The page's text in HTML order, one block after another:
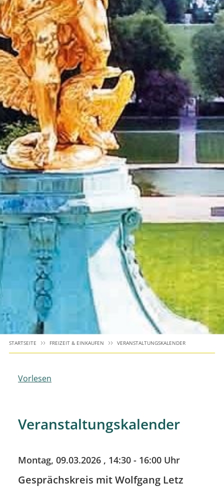
STARTSEITE FREIZEIT & EINKAUFEN VERANSTALTUNGSKALENDER
Vorlesen
Veranstaltungskalender
Montag, 09.03.2026 , 14:30 - 16:00 Uhr
Gesprächskreis mit Wolfgang Letz